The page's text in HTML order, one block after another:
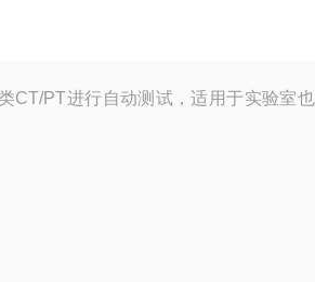
CT/PT进行自动测试，适用于实验室